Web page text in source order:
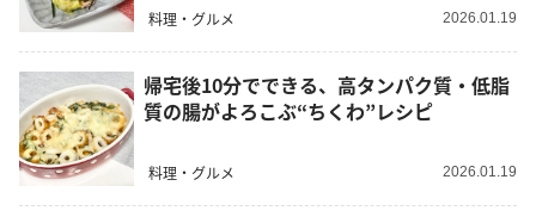
料理・グルメ 2026.01.19
帰宅後10分でできる、高タンパク質・低脂
質の腸がよろこぶ“ちくわ”レシピ
料理・グルメ 2026.01.19